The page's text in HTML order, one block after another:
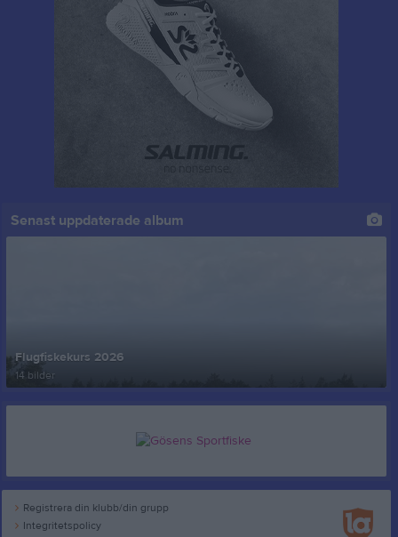
Senast uppdaterade album
Flugfiskekurs 2026
14 bilder
Registrera din klubb/din grupp
Integritetspolicy